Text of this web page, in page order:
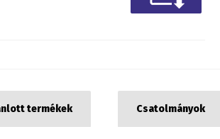
termékek Csatolmányok